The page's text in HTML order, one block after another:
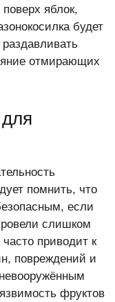
яблок,
будет
отмирающих
помнить, что
если
слишком
приводит к
повреждений и
фруктов